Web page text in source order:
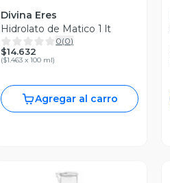
Divina Eres
Hidrolato de Matico 1 lt
0(0)
$14.632
($1.463 x 100 ml)
Agregar al carro